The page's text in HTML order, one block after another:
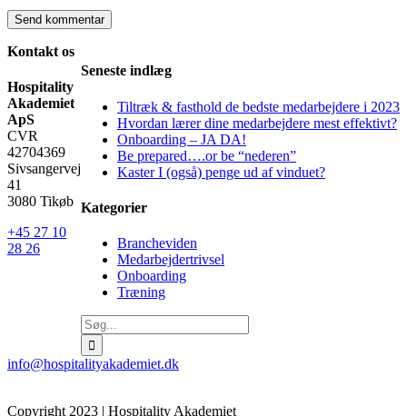
Seneste indlæg
Tiltræk & fasthold de bedste medarbejdere i 2023
Hvordan lærer dine medarbejdere mest effektivt?
Onboarding – JA DA!
Be prepared….or be “nederen”
Kaster I (også) penge ud af vinduet?
Kategorier
Brancheviden
Medarbejdertrivsel
Onboarding
Træning
Søg
efter:
Kontakt os
Hospitality
Akademiet
ApS
CVR
42704369
Sivsangervej
41
3080 Tikøb
+45 27 10
28 26
info@hospitalityakademiet.dk
Copyright 2023 | Hospitality Akademiet